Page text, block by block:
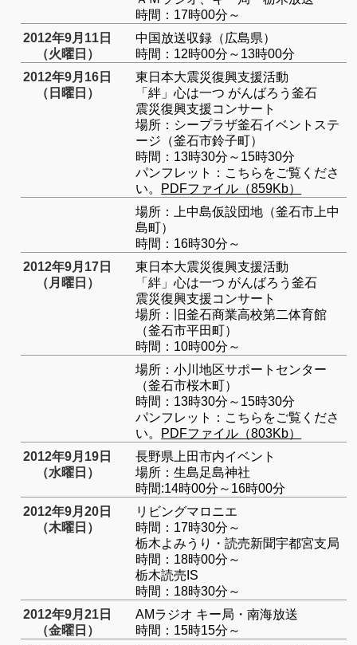
時間：17時00分～
2012年9月11日
（火曜日）
中国放送収録（広島県）
時間：12時00分～13時00分
2012年9月16日
（日曜日）
東日本大震災復興支援活動
「絆」心は一つ がんばろう釜石
震災復興支援コンサート
場所：シープラザ釜石イベントステ
ージ（釜石市鈴子町）
時間：13時30分～15時30分
パンフレット：こちらをご覧くださ
い。
PDFファイル（859Kb）
場所：上中島仮設団地（釜石市上中
島町）
時間：16時30分～
2012年9月17日
（月曜日）
東日本大震災復興支援活動
「絆」心は一つ がんばろう釜石
震災復興支援コンサート
場所：旧釜石商業高校第二体育館
（釜石市平田町）
時間：10時00分～
場所：小川地区サポートセンター
（釜石市桜木町）
時間：13時30分～15時30分
パンフレット：こちらをご覧くださ
い。
PDFファイル（803Kb）
2012年9月19日
（水曜日）
長野県上田市内イベント
場所：生島足島神社
時間:14時00分～16時00分
2012年9月20日
（木曜日）
リビングマロニエ
時間：17時30分～
栃木よみうり・読売新聞宇都宮支局
時間：18時00分～
栃木読売IS
時間：18時30分～
2012年9月21日
（金曜日）
AMラジオ キー局・南海放送
時間：15時15分～